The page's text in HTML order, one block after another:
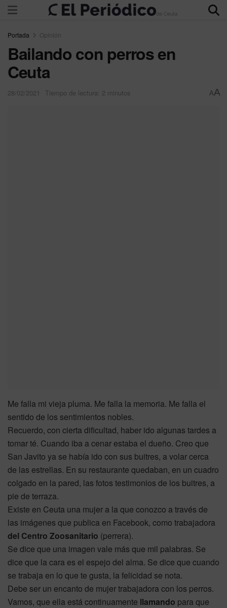
Portada Opinión
Bailando con perros en
Ceuta
28/02/2021 Tiempo de lectura: 2 minutos AA
Me falla mi vieja pluma. Me falla la memoria. Me falla el
sentido de los sentimientos nobles.
Recuerdo, con cierta dificultad, haber ido algunas tardes a
tomar té. Cuando iba a cenar estaba el dueño. Creo que
San Javito ya se había ido con sus buitres, a volar cerca
de las estrellas. En su restaurante quedaban, en un cuadro
colgado en la pared, las fotos testimonios de los buitres, a
pie de terraza.
Existe en Ceuta una mujer a la que conozco a través de
las imágenes que publica en Facebook, como trabajadora
del Centro Zoosanitario (perrera).
Se dice que una imagen vale más que mil palabras. Se
dice que la cara es el espejo del alma. Se dice que cuando
se trabaja en lo que te gusta, la felicidad se nota.
Debe ser un encanto de mujer trabajadora con los perros.
Vamos, que ella está continuamente llamando para que